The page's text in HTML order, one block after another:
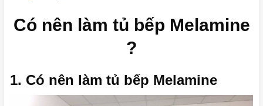
Có nên làm tủ bếp Melamine
?
1. Có nên làm tủ bếp Melamine